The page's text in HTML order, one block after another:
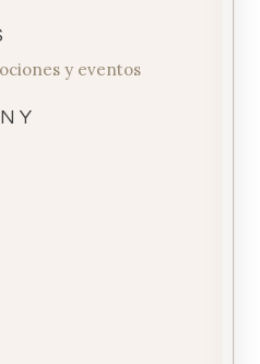
y eventos
Y